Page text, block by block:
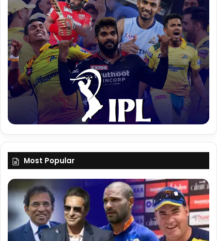
Most Popular